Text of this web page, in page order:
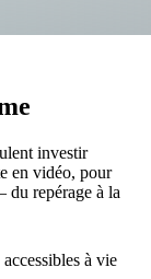
investir
en vidéo, pour
du repérage à la
à vie